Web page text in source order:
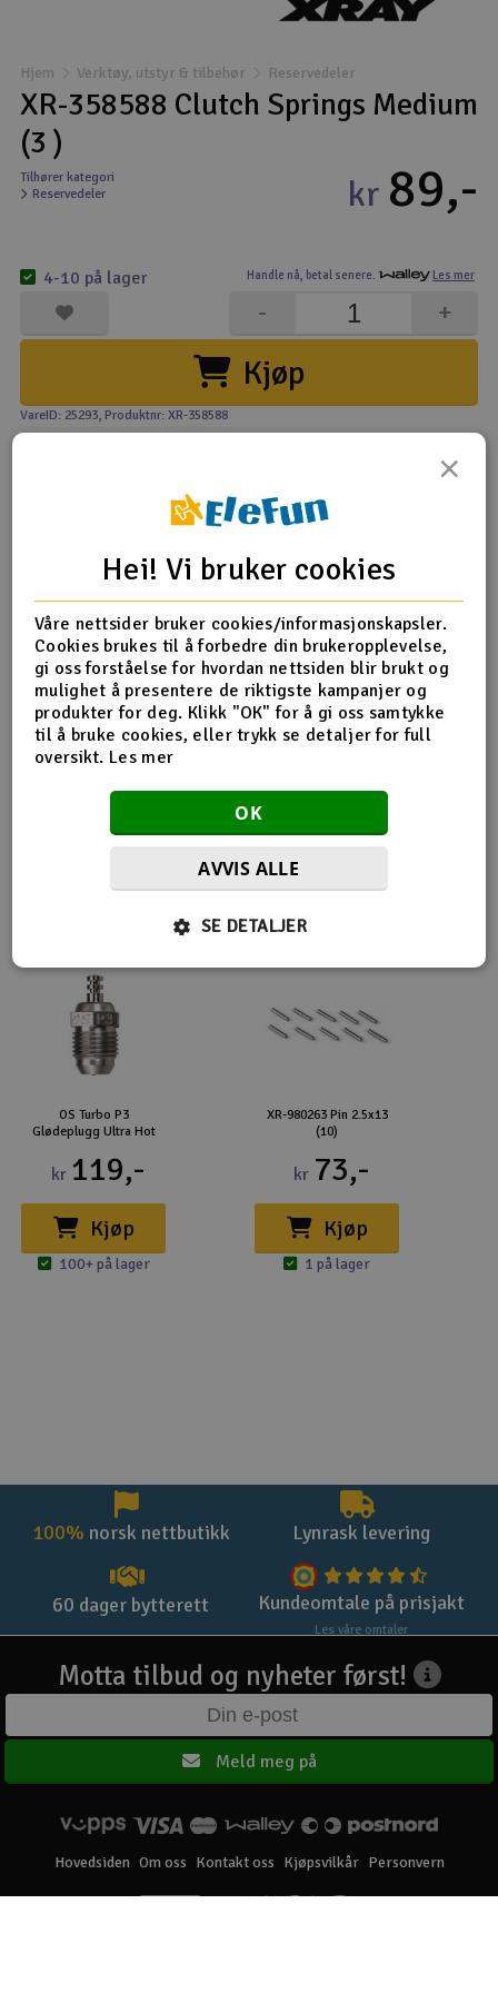
Droner
Fly
Helikopter
Kamerautstyr
Modellbygging, LEGO & byggesett
Modelljernbane
Radioutstyr
Raketter
Smarthjem, lek & hobby
Solenergi
Sparkesykler & elkjøretøy
Verktøy, utstyr & tilbehør
Hjem Verktøy, utstyr & tilbehør Reservedeler
XR-358588 Clutch Springs Medium
(3 )
Tilhører kategori
Reservedeler
Handle nå, betal senere. Les mer
kr 89,-
Kjøp
+
-
4-10 på lager
VareID: 25293, Produktnr: XR-358588
Produktinfo Deler Tips en venn
Anmeldelser
Produktinformasjon
XR-358588 Clutch Springs Medium (3 )
Flere så også på
OS Turbo P3
Glødeplugg Ultra Hot
kr 119,-
Kjøp
100+ på lager
XR-980263 Pin 2.5x13
(10)
kr 73,-
Kjøp
1 på lager
100% norsk nettbutikk Lynrask levering
60 dager bytterett Kundeomtale på prisjakt
Les våre omtaler
Motta tilbud og nyheter først!
Meld meg på
Hovedsiden Om oss Kontakt oss Kjøpsvilkår Personvern
×
Hei! Vi bruker cookies
Våre nettsider bruker cookies/informasjonskapsler.
Cookies brukes til å forbedre din brukeropplevelse,
gi oss forståelse for hvordan nettsiden blir brukt og
mulighet å presentere de riktigste kampanjer og
produkter for deg. Klikk "OK" for å gi oss samtykke
til å bruke cookies, eller trykk se detaljer for full
oversikt. Les mer
OK
AVVIS ALLE
SE DETALJER